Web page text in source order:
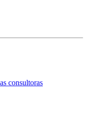
consultoras